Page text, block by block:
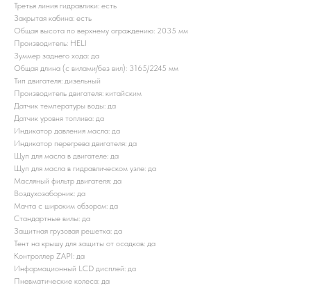
Третья линия гидравлики: есть
Закрытая кабина: есть
Общая высота по верхнему ограждению: 2035 мм
Производитель: HELI
Зуммер заднего хода: да
Общая длина (с вилами/без вил): 3165/2245 мм
Тип двигателя: дизельный
Производитель двигателя: китайским
Датчик температуры воды: да
Датчик уровня топлива: да
Индикатор давления масла: да
Индикатор перегрева двигателя: да
Щуп для масла в двигателе: да
Щуп для масла в гидравлическом узле: да
Масляный фильтр двигателя: да
Воздухозаборник: да
Мачта с широким обзором: да
Стандартные вилы: да
Защитная грузовая решетка: да
Тент на крышу для защиты от осадков: да
Контроллер ZAPI: да
Информационный LCD дисплей: да
Пневматические колеса: да